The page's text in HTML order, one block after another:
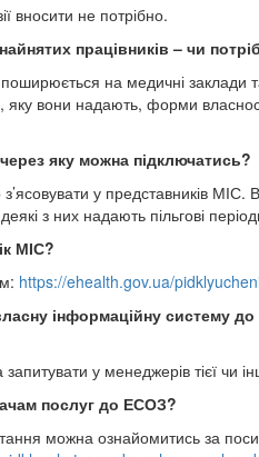
вносити не потрібно.
працівників – чи
на медичні заклади
яку вони надають, форми
яку можна підключатись?
у представників МІС.
з них надають пільгові
МІС?
https://ehealth.gov.ua/
інформаційну систему до
у менеджерів тієї чи
послуг до ЕСОЗ?
можна ознайомитись за